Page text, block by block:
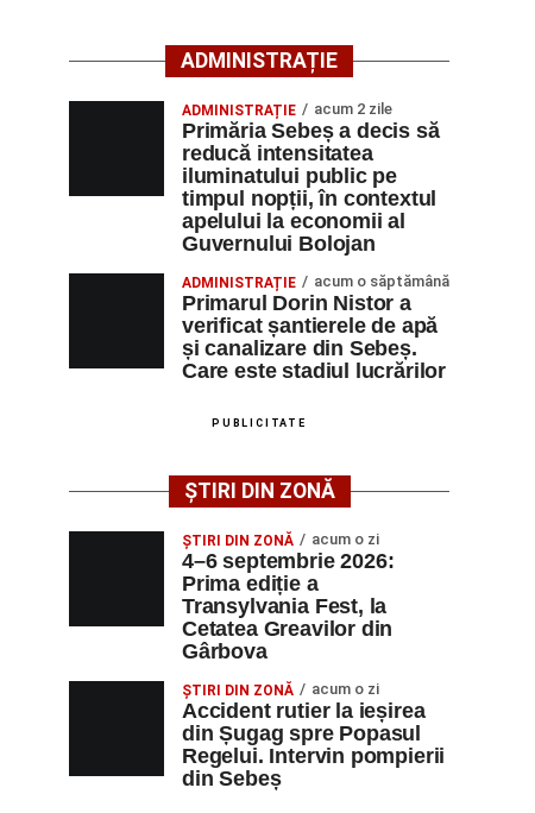
ADMINISTRAȚIE
ADMINISTRAȚIE acum 2 zile
Primăria Sebeș a decis să
reducă intensitatea
iluminatului public pe
timpul nopții, în contextul
apelului la economii al
Guvernului Bolojan
ADMINISTRAȚIE acum o săptămână
Primarul Dorin Nistor a
verificat șantierele de apă
și canalizare din Sebeș.
Care este stadiul lucrărilor
PUBLICITATE
ȘTIRI DIN ZONĂ
ȘTIRI DIN ZONĂ acum o zi
4–6 septembrie 2026:
Prima ediție a
Transylvania Fest, la
Cetatea Greavilor din
Gârbova
ȘTIRI DIN ZONĂ acum o zi
Accident rutier la ieșirea
din Șugag spre Popasul
Regelui. Intervin pompierii
din Sebeș